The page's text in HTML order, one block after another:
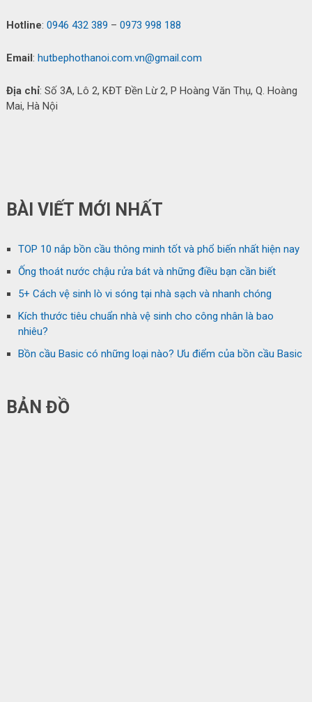
Hotline: 0946 432 389 – 0973 998 188
Email: hutbephothanoi.com.vn@gmail.com
Địa chỉ: Số 3A, Lô 2, KĐT Đền Lừ 2, P Hoàng Văn Thụ, Q. Hoàng
Mai, Hà Nội
BÀI VIẾT MỚI NHẤT
TOP 10 nắp bồn cầu thông minh tốt và phổ biến nhất hiện nay
Ống thoát nước chậu rửa bát và những điều bạn cần biết
5+ Cách vệ sinh lò vi sóng tại nhà sạch và nhanh chóng
Kích thước tiêu chuẩn nhà vệ sinh cho công nhân là bao
nhiêu?
Bồn cầu Basic có những loại nào? Ưu điểm của bồn cầu Basic
BẢN ĐỒ